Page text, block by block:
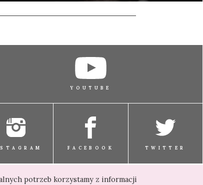
potrzeb korzystamy z informacji
YOUTUBE
FACEBOOK TWITTER